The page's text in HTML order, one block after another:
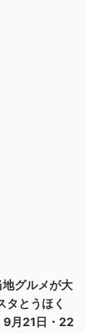
グルメが大
タとうほく
月21日・22